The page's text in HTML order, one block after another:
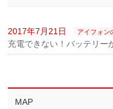
2017年7月21日 アイフォン
充電できない！バッテリー
MAP